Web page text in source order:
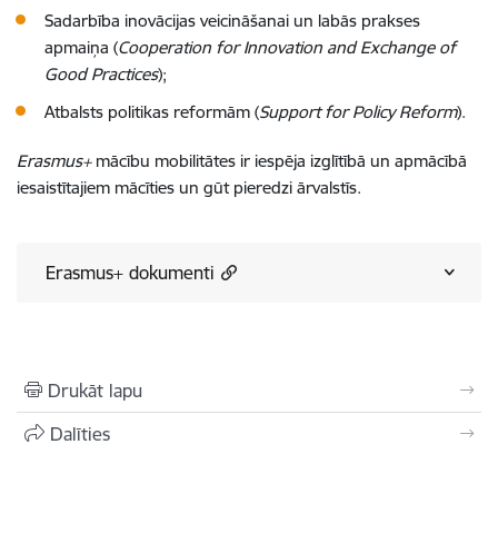
Sadarbība inovācijas veicināšanai un labās prakses
apmaiņa (Cooperation for Innovation and Exchange of
Good Practices);
Atbalsts politikas reformām (Support for Policy Reform).
Erasmus+mācību mobilitātes ir iespēja izglītībā un apmācībā
iesaistītajiem mācīties un gūt pieredzi ārvalstīs.
Erasmus+ dokumenti
Drukāt lapu
Dalīties